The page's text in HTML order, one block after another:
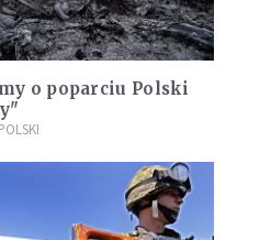
o poparciu Polski